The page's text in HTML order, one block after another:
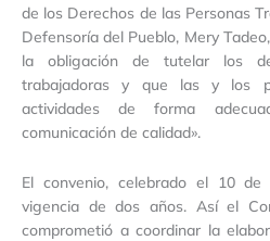
de los Derechos de las Personas
Defensoría del Pueblo, Mery
la obligación de tutelar los
trabajadoras y que las y los
actividades de forma
comunicación de calidad».
El convenio, celebrado el 10
vigencia de dos años. Así el
comprometió a coordinar la